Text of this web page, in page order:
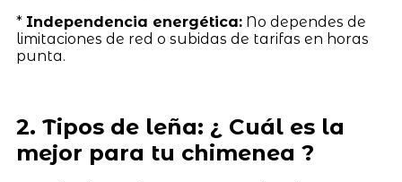
* Independencia energética:No dependes de
limitaciones de red o subidas de tarifas en horas
punta.
2. Tipos de leña: ¿ Cuál es la
mejor para tu chimenea ?